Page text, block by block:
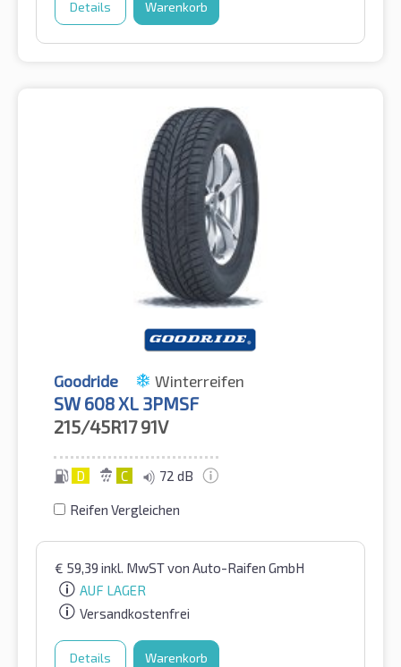
Details Warenkorb
Goodride Winterreifen
SW 608 XL 3PMSF
215/45R17 91V
D C 72 dB
Reifen Vergleichen
€ 59,39 inkl. MwSTvon Auto-Raifen GmbH
AUF LAGER
Versandkostenfrei
Details Warenkorb